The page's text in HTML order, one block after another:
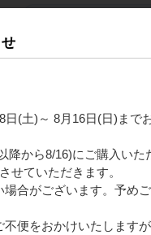
(土)～ 8月16日(日)まで
降から8/16)にご購入いた
せていただきます。
合がございます。予めご
便をおかけいたしますが